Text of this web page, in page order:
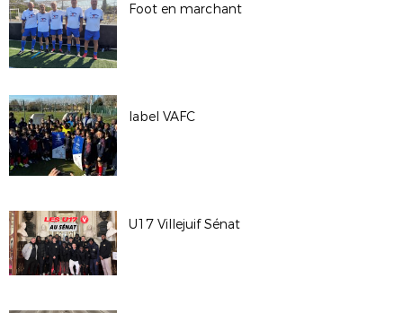
Foot en marchant
label VAFC
U17 Villejuif Sénat